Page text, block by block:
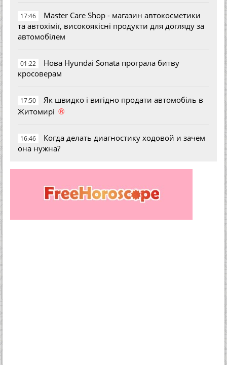
17:46
Master Care Shop - магазин автокосметики
та автохімії, високоякісні продукти для догляду за
автомобілем
01:22
Нова Hyundai Sonata програла битву
кросоверам
17:50
Як швидко і вигідно продати автомобіль в
Житомирі ®
16:46
Когда делать диагностику ходовой и зачем
она нужна?